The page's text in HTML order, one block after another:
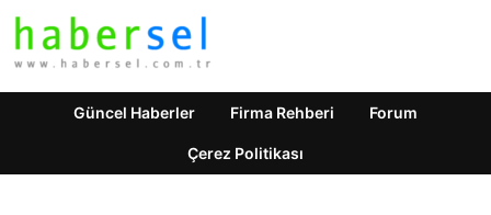
Güncel Haberler Firma Rehberi Forum
Çerez Politikası